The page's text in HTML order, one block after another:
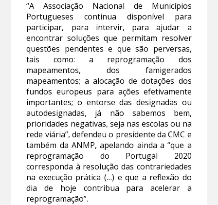
“A Associação Nacional de Municípios
Portugueses continua disponível para
participar, para intervir, para ajudar a
encontrar soluções que permitam resolver
questões pendentes e que são perversas,
tais como: a reprogramação dos
mapeamentos, dos famigerados
mapeamentos; a alocação de dotações dos
fundos europeus para ações efetivamente
importantes; o entorse das designadas ou
autodesignadas, já não sabemos bem,
prioridades negativas, seja nas escolas ou na
rede viária”, defendeu o presidente da CMC e
também da ANMP, apelando ainda a “que a
reprogramação do Portugal 2020
corresponda à resolução das contrariedades
na execução prática (…) e que a reflexão do
dia de hoje contribua para acelerar a
reprogramação”.